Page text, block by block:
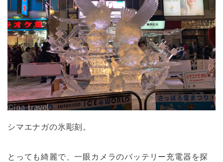
シマエナガの氷彫刻。
とっても綺麗で、一眼カメラのバッテリー充電器を探